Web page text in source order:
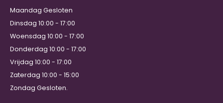
Maandag Gesloten
Dinsdag 10:00 - 17:00
Woensdag 10:00 - 17:00
Donderdag 10:00 - 17:00
Vrijdag 10:00 - 17:00
Zaterdag 10:00 - 15:00
Zondag Gesloten.